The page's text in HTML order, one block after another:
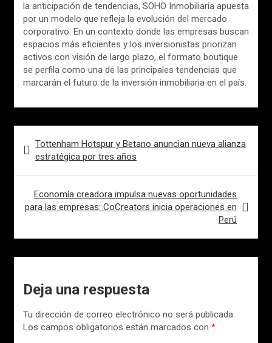
la anticipación de tendencias, SOHO Inmobiliaria apuesta
por un modelo que refleja la evolución del mercado
corporativo. En un contexto donde las empresas buscan
espacios más eficientes y los inversionistas priorizan
activos con visión de largo plazo, el formato boutique
se perfila como una de las principales tendencias que
marcarán el futuro de la inversión inmobiliaria en el país.
de
entradas
Tottenham Hotspur y Betano anuncian nueva alianza
estratégica por tres años
Economía creadora impulsa nuevas oportunidades
para las empresas: CoCreators inicia operaciones en
Perú
Deja una respuesta
Tu dirección de correo electrónico no será publicada.
Los campos obligatorios están marcados con *